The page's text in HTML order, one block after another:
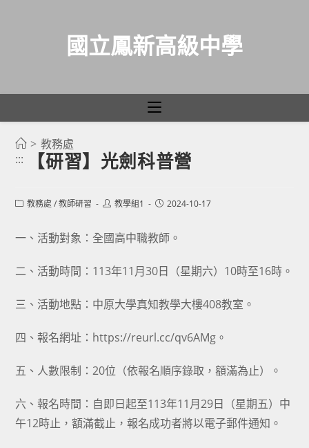
國立鳳新高級中學
> 教務處
:::
【研習】光劍科普營
Post教務處 / 教師研習
Post教學組1
Post2024-10-17
一、活動對象：全國高中職教師。
二、活動時間：113年11月30日（星期六）10時至16時。
三、活動地點：中原大學真知教學大樓408教室。
四、報名網址：https://reurl.cc/qv6AMg。
五、人數限制：20位（依報名順序錄取，額滿為止）。
六、報名時間：自即日起至113年11月29日（星期五）中
午12時止，額滿截止，報名成功者將以電子郵件通知。